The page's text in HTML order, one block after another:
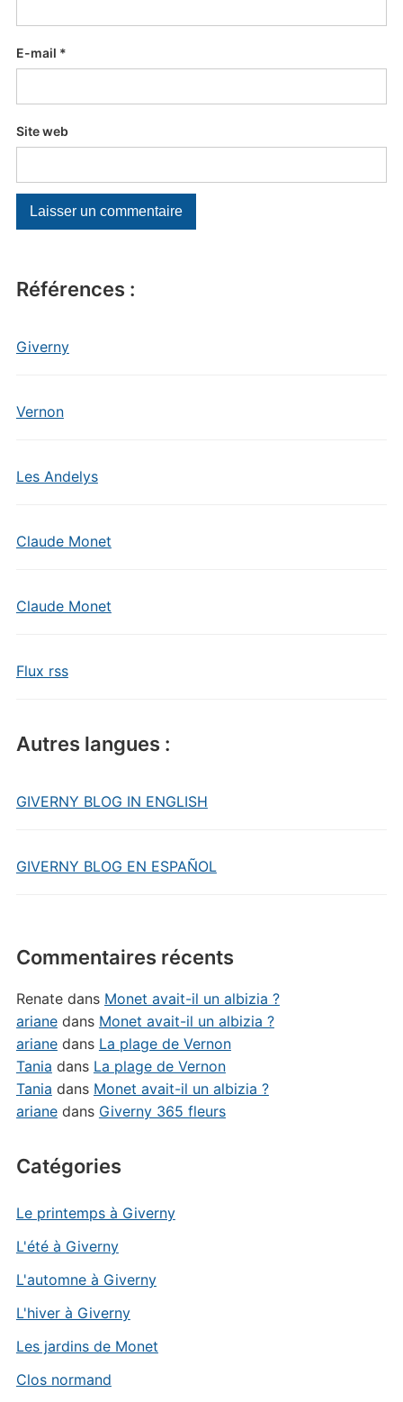
Références :
Giverny
Vernon
Les Andelys
Claude Monet
Claude Monet
Flux rss
Autres langues :
GIVERNY BLOG IN ENGLISH
GIVERNY BLOG EN ESPAÑOL
E-mail *
Site web
Commentaires récents
Renatedans Monet avait-il un albizia ?
arianedans Monet avait-il un albizia ?
arianedans La plage de Vernon
Tania dans La plage de Vernon
Tania dans Monet avait-il un albizia ?
arianedans Giverny 365 fleurs
Catégories
Le printemps à Giverny
L'été à Giverny
L'automne à Giverny
L'hiver à Giverny
Les jardins de Monet
Clos normand